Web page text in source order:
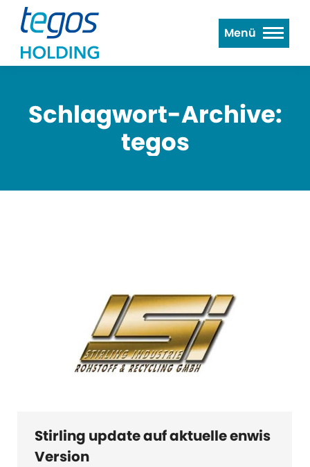
Menü
Schlagwort-Archive:
tegos
Stirling update auf aktuelle enwis
Version